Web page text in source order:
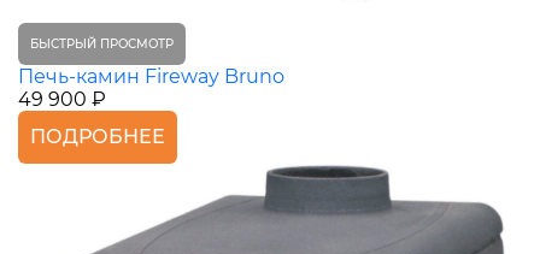
БЫСТРЫЙ ПРОСМОТР
Печь-камин Fireway Bruno
49 900 ₽
ПОДРОБНЕЕ